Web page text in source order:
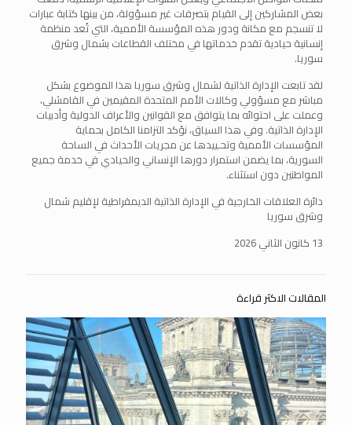
بعض المشاركين إلى القيام بتصرفات غير مسؤولة، من بينها كتابة عبارات
لا تنسجم مع مكانة ودور هذه المؤسسة الأممية، التي تُعد منظمة
إنسانية حيادية تقدم خدماتها في مختلف القطاعات بشمال وشرق
سوريا.
لقد تابعت الإدارة الذاتية لشمال وشرق سوريا هذا الموضوع بشكل
مباشر مع مسؤولي وكالات الأمم المتحدة المقيمين في القامشلي،
وعملت على احتوائه بما يتوافق مع القوانين والأعراف الدولية وأدبيات
الإدارة الذاتية. وفي هذا السياق، نؤكد التزامنا الكامل بحماية
المؤسسات الأممية وتحـييدها عن مجريات الأحداث في الساحة
السورية، بما يضمن استمرار دورها الإنساني والحيادي في خدمة جميع
المواطنين دون استثناء.
دائرة العلاقات الخارجية في الإدارة الذاتية الديمقراطية لإقليم شمال
وشرق سوريا
13 كانون الثاني 2026
المقالات الاكثر قراءة